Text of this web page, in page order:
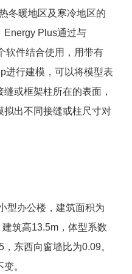
冬暖地区及寒冷地区的
Energy Plus通过与
软件结合使用，用带有
进行建模，可以将模型表
或框架柱所在的表面，
拟出不同接缝或柱尺寸对
办公楼，建筑面积为
建筑高13.5m，体型系数
东西向窗墙比为0.09。
。